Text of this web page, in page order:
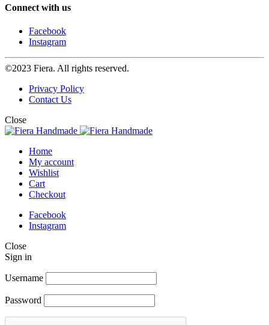
Connect with us
Facebook
Instagram
©2023 Fiera. All rights reserved.
Privacy Policy
Contact Us
Close
Home
My account
Wishlist
Cart
Checkout
Facebook
Instagram
Close
Sign in
Username
Password